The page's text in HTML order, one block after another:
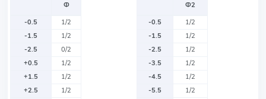
Ф
-0.5
1/2
-1.5
1/2
-2.5
0/2
+0.5
1/2
+1.5
1/2
+2.5
1/2
Ф2
-0.5
1/2
-1.5
1/2
-2.5
1/2
-3.5
1/2
-4.5
1/2
-5.5
1/2